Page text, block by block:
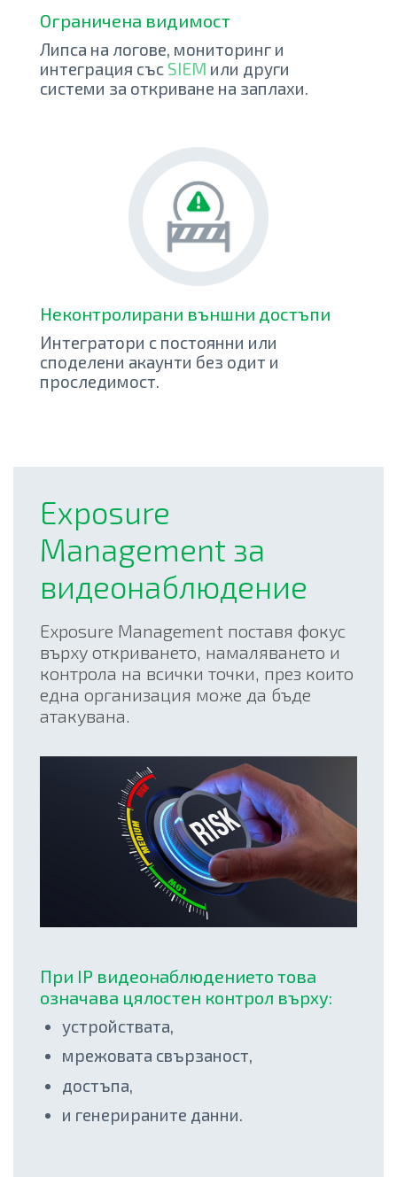
Ограничена видимост
Липса на логове, мониторинг и
интеграция със SIEM или други
системи за откриване на заплахи.
Неконтролирани външни достъпи
Интегратори с постоянни или
споделени акаунти без одит и
проследимост.
Exposure
Management за
видеонаблюдение
Exposure Management поставя фокус
върху откриването, намаляването и
контрола на всички точки, през които
една организация може да бъде
атакувана.
При IP видеонаблюдението това
означава цялостен контрол върху:
устройствата,
мрежовата свързаност,
достъпа,
и генерираните данни.